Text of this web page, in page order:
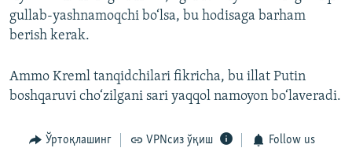
gullab-yashnamoqchi bo‘lsa, bu hodisaga barham
berish kerak.
Ammo Kreml tanqidchilari fikricha, bu illat Putin
boshqaruvi cho‘zilgani sari yaqqol namoyon bo‘laveradi.
Ўртоқлашинг VPNсиз ўқиш Follow us